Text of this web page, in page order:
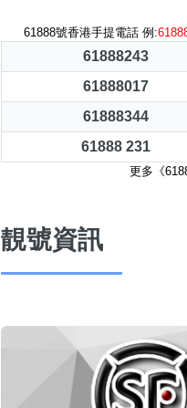
61888號香港手提電話 例:
61888243
61888017
61888344
61888 231
更多《
靚號資訊